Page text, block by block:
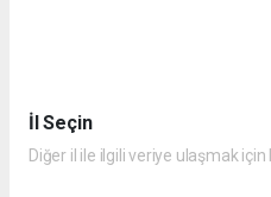
İl Seçin
Diğer il ile ilgili veriye ulaşmak